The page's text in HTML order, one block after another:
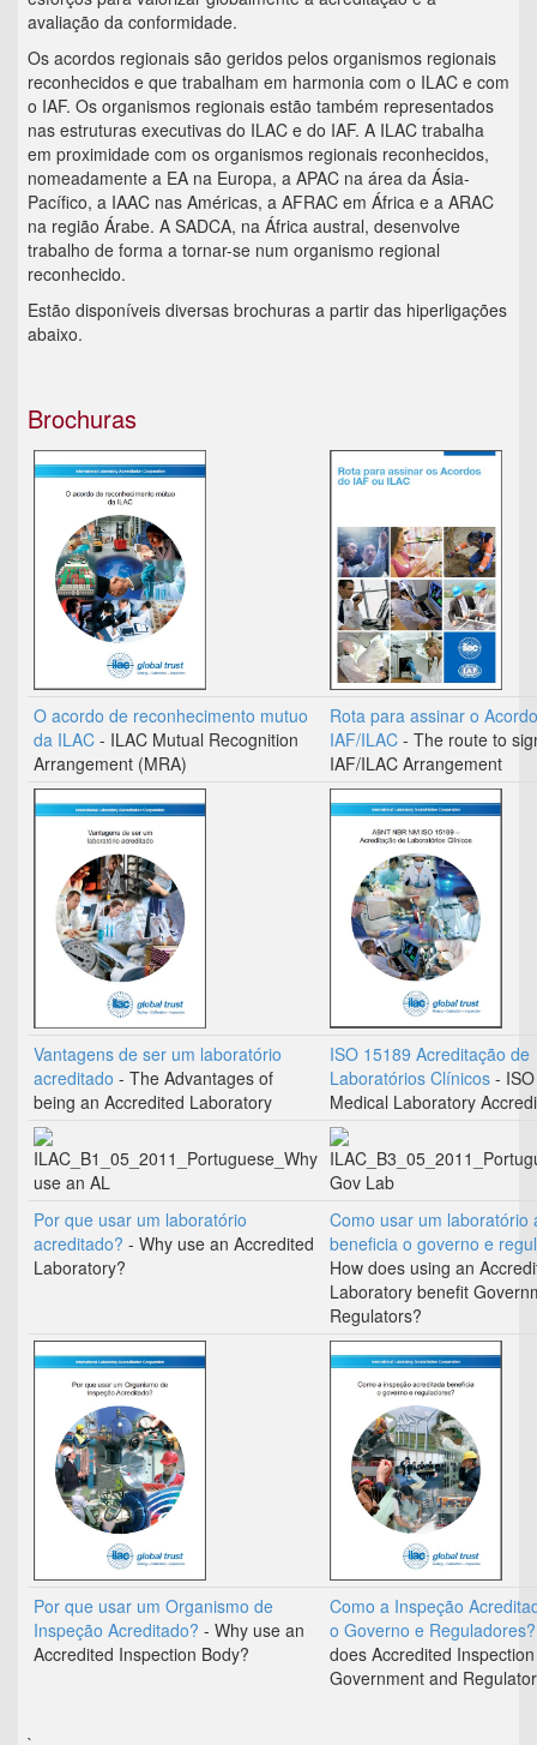
avaliação da conformidade.
Os acordos regionais são geridos pelos organismos regionais
reconhecidos e que trabalham em harmonia com o ILAC e com
o IAF. Os organismos regionais estão também representados
nas estruturas executivas do ILAC e do IAF. A ILAC trabalha
em proximidade com os organismos regionais reconhecidos,
nomeadamente a EA na Europa, a APAC na área da Ásia-
Pacífico, a IAAC nas Américas, a AFRAC em África e a ARAC
na região Árabe. A SADCA, na África austral, desenvolve
trabalho de forma a tornar-se num organismo regional
reconhecido.
Estão disponíveis diversas brochuras a partir das hiperligações
abaixo.
Brochuras
O acordo de reconhecimento mutuo
da ILAC - ILAC Mutual Recognition
Arrangement (MRA)
Rota para assinar o
IAF/ILAC - The route to
IAF/ILAC Arrangement
Vantagens de ser um laboratório
acreditado - The Advantages of
being an Accredited Laboratory
ISO 15189 Acreditação de
Laboratórios Clínicos -
Medical Laboratory
Por que usar um laboratório
acreditado? - Why use an Accredited
Laboratory?
Como usar um laboratório
beneficia o governo e
How does using an
Laboratory benefit
Regulators?
Por que usar um Organismo de
Inspeção Acreditado? - Why use an
Accredited Inspection Body?
Como a Inspeção
o Governo e
does Accredited
Government and